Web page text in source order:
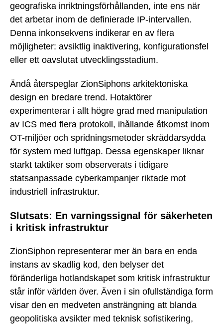
geografiska inriktningsförhållanden, inte ens när
det arbetar inom de definierade IP-intervallen.
Denna inkonsekvens indikerar en av flera
möjligheter: avsiktlig inaktivering, konfigurationsfel
eller ett oavslutat utvecklingsstadium.
Ändå återspeglar ZionSiphons arkitektoniska
design en bredare trend. Hotaktörer
experimenterar i allt högre grad med manipulation
av ICS med flera protokoll, ihållande åtkomst inom
OT-miljöer och spridningsmetoder skräddarsydda
för system med luftgap. Dessa egenskaper liknar
starkt taktiker som observerats i tidigare
statsanpassade cyberkampanjer riktade mot
industriell infrastruktur.
Slutsats: En varningssignal för säkerheten
i kritisk infrastruktur
ZionSiphon representerar mer än bara en enda
instans av skadlig kod, den belyser det
föränderliga hotlandskapet som kritisk infrastruktur
står inför världen över. Även i sin ofullständiga form
visar den en medveten ansträngning att blanda
geopolitiska avsikter med teknisk sofistikering,